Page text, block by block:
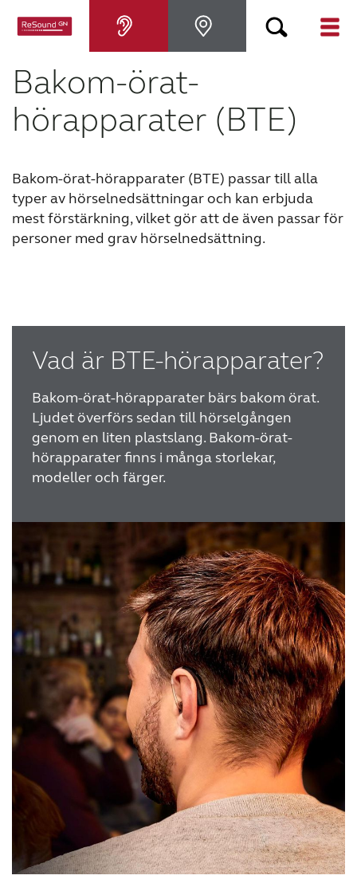
Hörapparater
Om nedsatt hörsel
Hjälp
Varför ReSound?
KONTAKTA OSS
FÖR AUDIONOMER
Australia Brasil
Canada Česká republika
Danmark
Deutschland España
France India
International Italia
Kazakhstan Korea
Latinoamérica Netherlands
New Zealand Norge
Schweiz Suisse
Suomi Sverige
Bakom-örat-
hörapparater (BTE)
Bakom-örat-hörapparater (BTE) passar till alla
typer av hörselnedsättningar och kan erbjuda
mest förstärkning, vilket gör att de även passar för
personer med grav hörselnedsättning.
Vad är BTE-hörapparater?
Bakom-örat-hörapparater bärs bakom örat.
Ljudet överförs sedan till hörselgången
genom en liten plastslang. Bakom-örat-
hörapparater finns i många storlekar,
modeller och färger.